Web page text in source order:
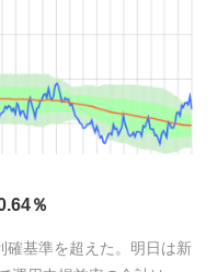
％
基準を超えた。明日は新